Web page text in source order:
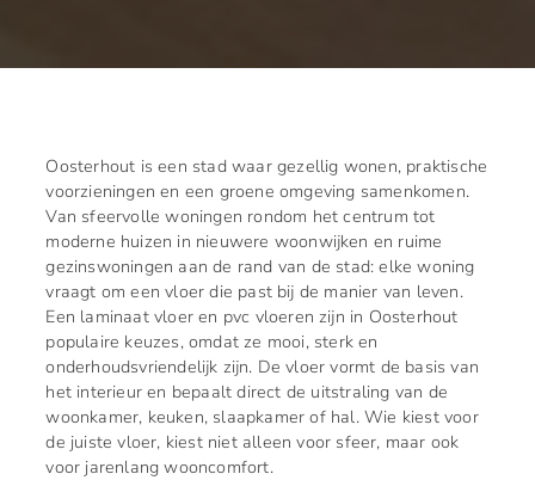
Oosterhout is een stad waar gezellig wonen, praktische
voorzieningen en een groene omgeving samenkomen.
Van sfeervolle woningen rondom het centrum tot
moderne huizen in nieuwere woonwijken en ruime
gezinswoningen aan de rand van de stad: elke woning
vraagt om een vloer die past bij de manier van leven.
Een laminaat vloer en pvc vloeren zijn in Oosterhout
populaire keuzes, omdat ze mooi, sterk en
onderhoudsvriendelijk zijn. De vloer vormt de basis van
het interieur en bepaalt direct de uitstraling van de
woonkamer, keuken, slaapkamer of hal. Wie kiest voor
de juiste vloer, kiest niet alleen voor sfeer, maar ook
voor jarenlang wooncomfort.